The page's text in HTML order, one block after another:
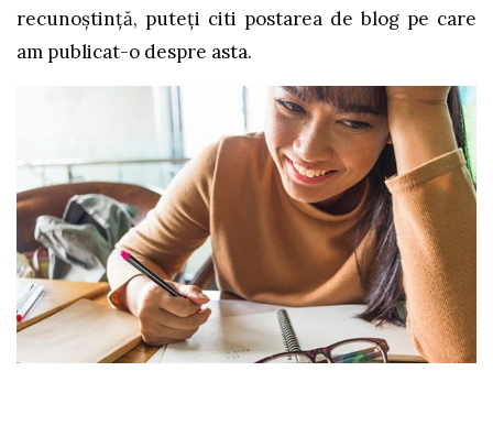
recunoștință, puteți citi postarea de blog pe care
am publicat-o despre asta.